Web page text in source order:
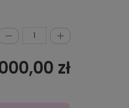
zł